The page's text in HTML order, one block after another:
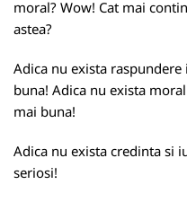
moral? Wow! Cat mai
astea?
Adica nu exista
buna! Adica nu exista
mai buna!
Adica nu exista credinta si
seriosi!